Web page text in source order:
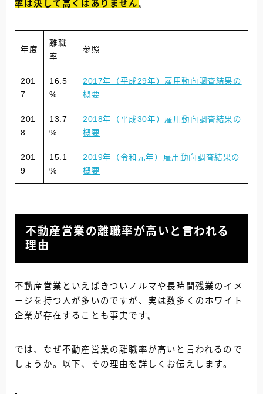
率は決して高くはありません。
年度
離職
率
参照
201
7
16.5
%
2017年（平成29年）雇用動向調査結果の
概要
201
8
13.7
%
2018年（平成30年）雇用動向調査結果の
概要
201
9
15.1
%
2019年（令和元年）雇用動向調査結果の
概要
不動産営業の離職率が高いと言われる
理由
不動産営業といえばきついノルマや長時間残業のイメ
ージを持つ人が多いのですが、実は数多くのホワイト
企業が存在することも事実です。
では、なぜ不動産営業の離職率が高いと言われるので
しょうか。以下、その理由を詳しくお伝えします。